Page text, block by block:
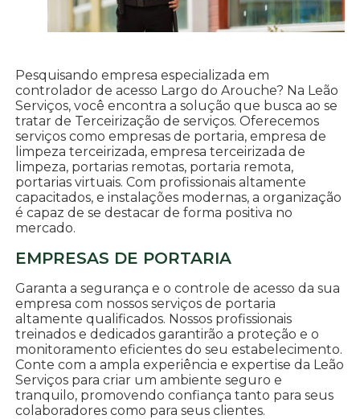
Pesquisando empresa especializada em
controlador de acesso Largo do Arouche? Na Leão
Serviços, você encontra a solução que busca ao se
tratar de Terceirização de serviços. Oferecemos
serviços como empresas de portaria, empresa de
limpeza terceirizada, empresa terceirizada de
limpeza, portarias remotas, portaria remota,
portarias virtuais. Com profissionais altamente
capacitados, e instalações modernas, a organização
é capaz de se destacar de forma positiva no
mercado.
EMPRESAS DE PORTARIA
Garanta a segurança e o controle de acesso da sua
empresa com nossos serviços de portaria
altamente qualificados. Nossos profissionais
treinados e dedicados garantirão a proteção e o
monitoramento eficientes do seu estabelecimento.
Conte com a ampla experiência e expertise da Leão
Serviços para criar um ambiente seguro e
tranquilo, promovendo confiança tanto para seus
colaboradores como para seus clientes.